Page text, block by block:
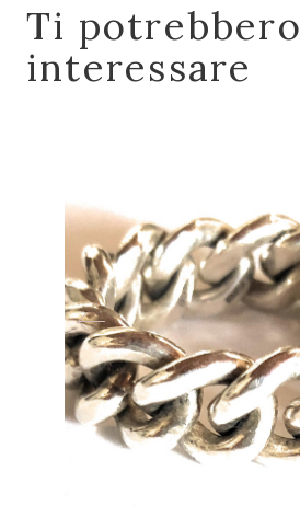
Ti potrebbero
interessare